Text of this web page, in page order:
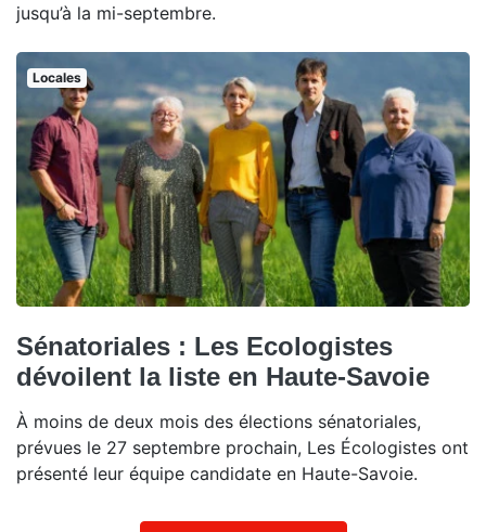
jusqu’à la mi-septembre.
Locales
Sénatoriales : Les Ecologistes
dévoilent la liste en Haute-Savoie
À moins de deux mois des élections sénatoriales,
prévues le 27 septembre prochain, Les Écologistes ont
présenté leur équipe candidate en Haute-Savoie.